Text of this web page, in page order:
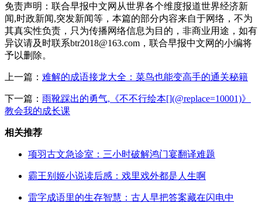
免责声明：联合早报中文网从世界各个维度报道世界经济新
闻,时政新闻,突发新闻等，本篇的部分内容来自于网络，不为
其真实性负责，只为传播网络信息为目的，非商业用途，如有
异议请及时联系btr2018@163.com，联合早报中文网的小编将
予以删除。
上一篇： 难解的成语接龙大全：菜鸟也能变高手的通关秘籍
下一篇： 雨靴踩出的勇气,《不不行绘本[](@replace=10001)》
教会我的成长课
相关推荐
项羽古文急诊室：三小时破解鸿门宴翻译难题
霸王别姬小说读后感：戏里戏外都是人生啊
雷字成语里的生存智慧：古人早把答案藏在闪电中